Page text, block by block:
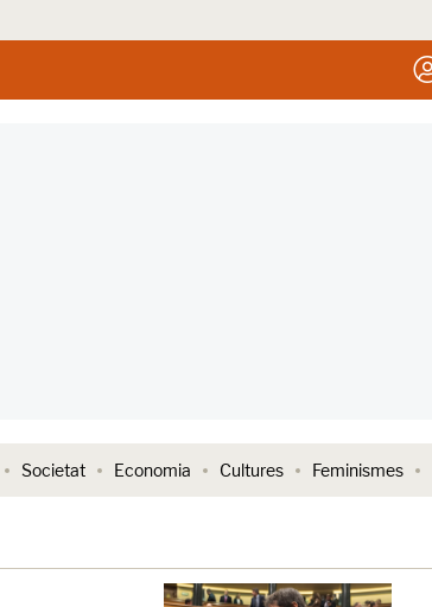
Societat Economia Cultures Feminismes